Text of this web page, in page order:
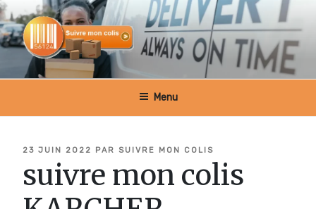
Aller
au
contenu
principal
SUIVRE MON COLIS BELGIQUE
Menu
PUBLIÉ
23 JUIN 2022 PAR SUIVRE MON COLIS
suivre mon colis